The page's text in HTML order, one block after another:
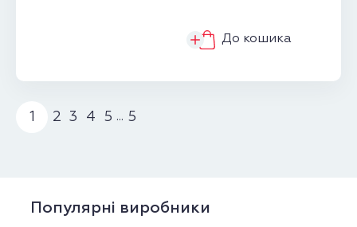
До кошика
1 2 3 4 5 ... 5
Популярні виробники